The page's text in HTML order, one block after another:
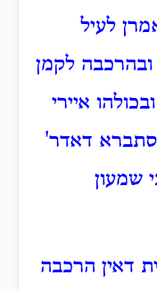
לעיל
ובהרכבה לקמן
איירי
דאדר'
שמעון
דאין הרכבה